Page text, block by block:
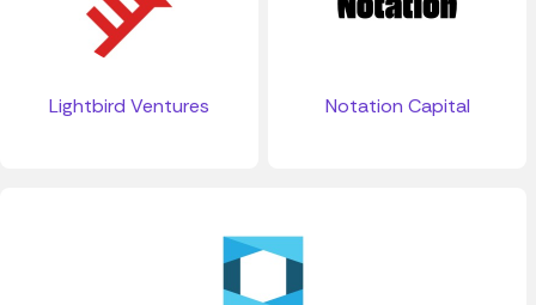
Lightbird Ventures Notation Capital